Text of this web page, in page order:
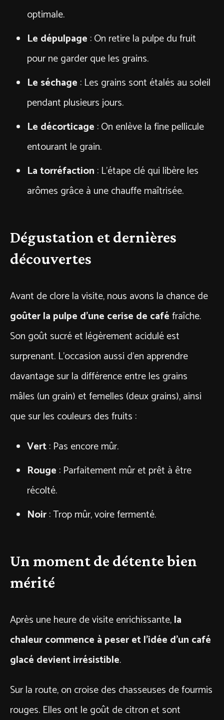
optimale.
Le dépulpage : On retire la pulpe du fruit
pour ne garder que les grains.
Le séchage : Les grains sont étalés au soleil
pendant plusieurs jours.
Le décorticage : On enlève la fine pellicule
entourant le grain.
La torréfaction : L’étape clé qui libère les
arômes grâce à une chauffe maîtrisée.
Dégustation et dernières
découvertes
Avant de clore la visite, nous avons la chance de
goûter la pulpe d’une cerise de caféfraîche.
Son goût sucré et légèrement acidulé est
surprenant. L’occasion aussi d’en apprendre
davantage sur la différence entre les grains
mâles (un grain) et femelles (deux grains), ainsi
que sur les couleurs des fruits :
Vert: Pas encore mûr.
Rouge : Parfaitement mûr et prêt à être
récolté.
Noir: Trop mûr, voire fermenté.
Un moment de détente bien
mérité
Après une heure de visite enrichissante,la
chaleur commence à peser et l’idée d’un café
glacé devient irrésistible.
Sur la route, on croise des chasseuses de fourmis
rouges. Elles ont le goût de citron et sont